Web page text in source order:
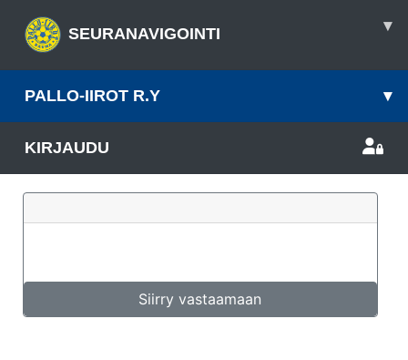
SEURANAVIGOINTI ▾
PALLO-IIROT R.Y ▾
KIRJAUDU